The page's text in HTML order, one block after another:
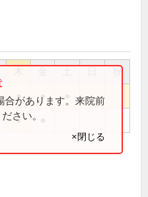
祝
● ●
●
合があります。来院前
さい。
×閉じる